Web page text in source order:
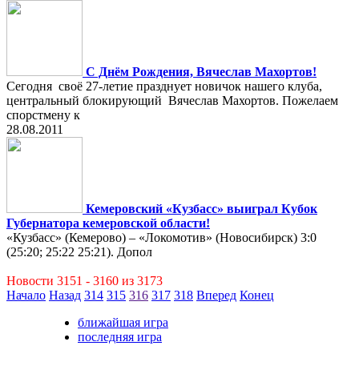
С Днём Рождения, Вячеслав Махортов!
Сегодня своё 27-летие празднует новичок нашего клуба,
центральный блокирующий Вячеслав Махортов. Пожелаем
спорстмену к
28.08.2011
Кемеровский «Кузбасс» выиграл Кубок
Губернатора кемеровской области!
«Кузбасс» (Кемерово) – «Локомотив» (Новосибирск) 3:0
(25:20; 25:22 25:21). Допол
Новости 3151 - 3160 из 3173
Начало Назад 314 315 316 317 318 Вперед Конец
ближайшая игра
последняя игра